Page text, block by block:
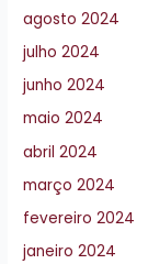
agosto 2024
julho 2024
junho 2024
maio 2024
abril 2024
março 2024
fevereiro 2024
janeiro 2024